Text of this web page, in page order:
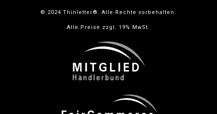
© 2024 Thinletter®. Alle Rechte vorbehalten.
Alle Preise zzgl. 19% MwSt.